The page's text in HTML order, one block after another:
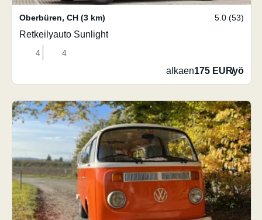
Oberbüren, CH (3 km) 5.0 (53)
Retkeilyauto Sunlight
4 4
alkaen175 EUR/yö